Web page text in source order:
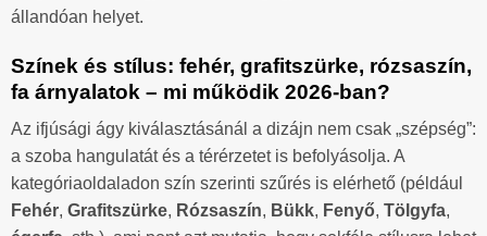
állandóan helyet.
Színek és stílus: fehér, grafitszürke, rózsaszín,
fa árnyalatok – mi működik 2026-ban?
Az ifjúsági ágy kiválasztásánál a dizájn nem csak „szépség”:
a szoba hangulatát és a térérzetet is befolyásolja. A
kategóriaoldaladon szín szerinti szűrés is elérhető (például
Fehér, Grafitszürke, Rózsaszín, Bükk, Fenyő, Tölgyfa,